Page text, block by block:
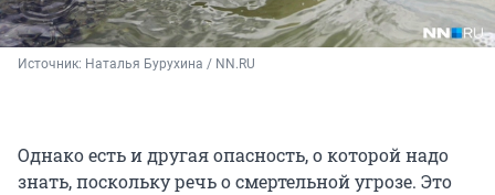
Источник: Наталья Бурухина / NN.RU
Однако есть и другая опасность, о которой надо
знать, поскольку речь о смертельной угрозе. Это